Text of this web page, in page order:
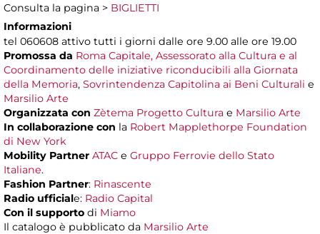
Consulta la pagina > BIGLIETTI
Informazioni
tel 060608 attivo tutti i giorni dalle ore 9.00 alle ore 19.00
Promossa da Roma Capitale, Assessorato alla Cultura e al
Coordinamento delle iniziative riconducibili alla Giornata
della Memoria, Sovrintendenza Capitolina ai Beni Culturali e
Marsilio Arte
Organizzata con Zètema Progetto Cultura e Marsilio Arte
In collaborazione con la Robert Mapplethorpe Foundation
di New York
Mobility Partner ATAC e Gruppo Ferrovie dello Stato
Italiane.
Fashion Partner: Rinascente
Radio ufficiale: Radio Capital
Con il supporto di Miamo
Il catalogo è pubblicato da Marsilio Arte